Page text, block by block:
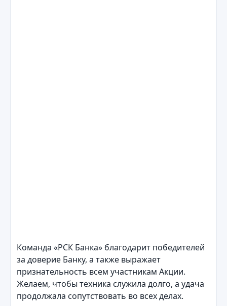
Команда «РСК Банка» благодарит победителей
за доверие Банку, а также выражает
признательность всем участникам Акции.
Желаем, чтобы техника служила долго, а удача
продолжала сопутствовать во всех делах.